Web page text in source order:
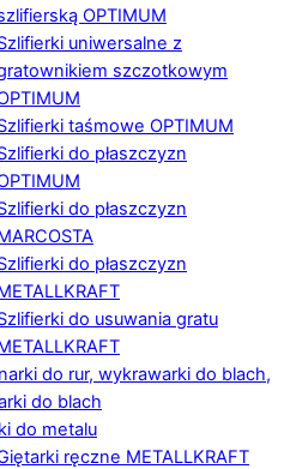
OPTIMUM
uniwersalne z
szczotkowym
taśmowe OPTIMUM
do płaszczyzn
do płaszczyzn
do płaszczyzn
do usuwania gratu
do rur, wykrawarki do blach,
do blach
do metalu
ręczne METALLKRAFT